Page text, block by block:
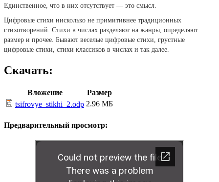
Единственное, что в них отсутствует — это смысл.
Цифровые стихи нисколько не примитивнее традиционных
стихотворений. Стихи в числах разделяют на жанры, определяют
размер и прочее. Бывают веселые цифровые стихи, грустные
цифровые стихи, стихи классиков в числах и так далее.
Скачать:
Вложение
Размер
tsifrovye_stikhi_2.odp 2.96 МБ
Предварительный просмотр: